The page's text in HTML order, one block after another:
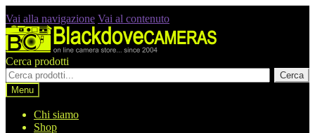
Vai alla navigazione Vai al contenuto
Cerca prodotti
Cerca
Menu
Chi siamo
Shop